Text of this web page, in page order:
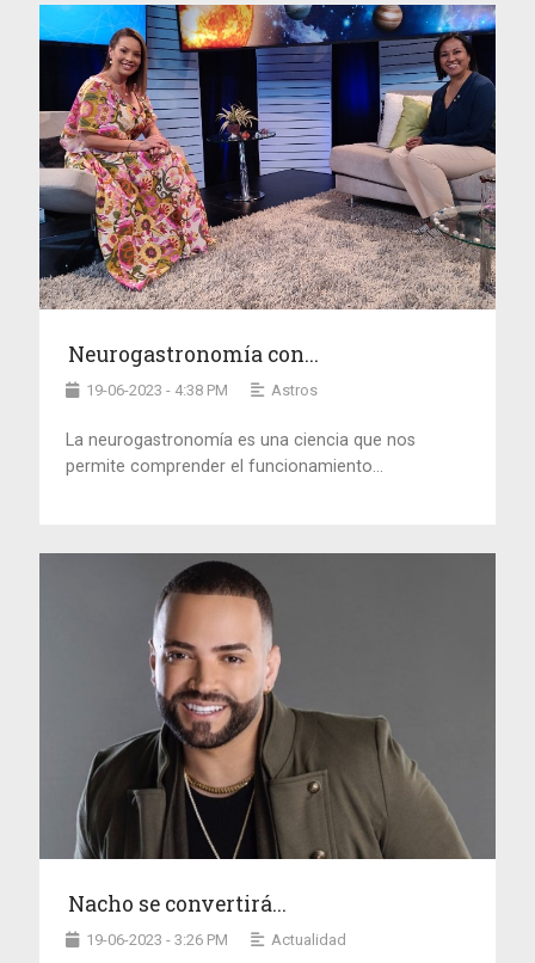
Neurogastronomía con...
19-06-2023 - 4:38 PM Astros
La neurogastronomía es una ciencia que nos
permite comprender el funcionamiento...
Nacho se convertirá...
19-06-2023 - 3:26 PM Actualidad